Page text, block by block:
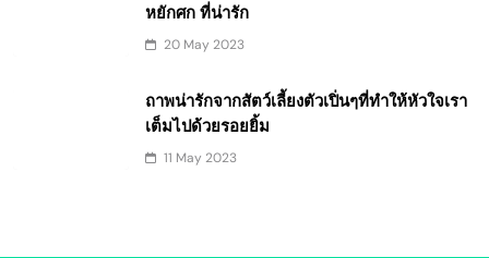
หยักศก ที่น่ารัก
20 May 2023
ถาพน่ารักจากสัตว์เลี้ยงตัวเปิ่นๆที่ทำให้หัวใจเรา
เต็มไปด้วยรอยยิ้ม
11 May 2023